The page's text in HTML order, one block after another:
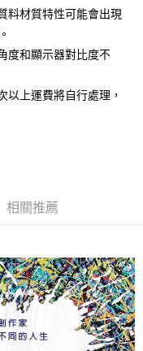
。
。
轉至「AFTEE先享後付」
成結帳。
連結，可透過四大超商／
易完成。
請聯繫「AFTEE先享後付
先享後付」服務完成之交
交易相關給付款項請求債
人之同意方可使用
料材質特性可能會出現
度和顯示器對比度不
上運費將自行處理，
相關推薦